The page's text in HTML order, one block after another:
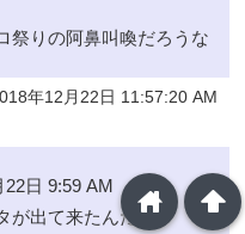
祭りの阿鼻叫喚だろうな
年12月22日 11:57:20 AM
22日 9:59 AM
が出て来たんだ？
arrowup
home